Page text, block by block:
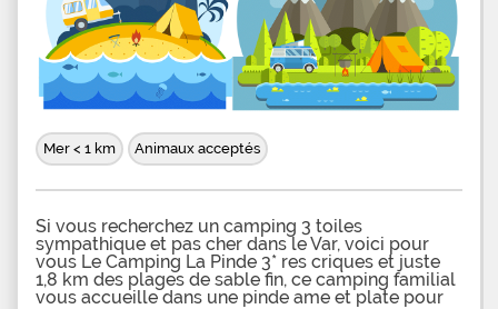
Mer < 1 km Animaux acceptés
Si vous recherchez un camping 3 toiles
sympathique et pas cher dans le Var, voici pour
vous Le Camping La Pinde 3* res criques et juste
1,8 km des plages de sable fin, ce camping familial
vous accueille dans une pinde ame et plate pour